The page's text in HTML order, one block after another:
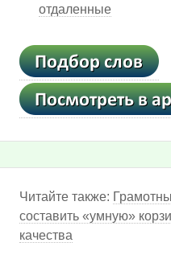
отдаленные
Читайте также:
составить «умную»
качества